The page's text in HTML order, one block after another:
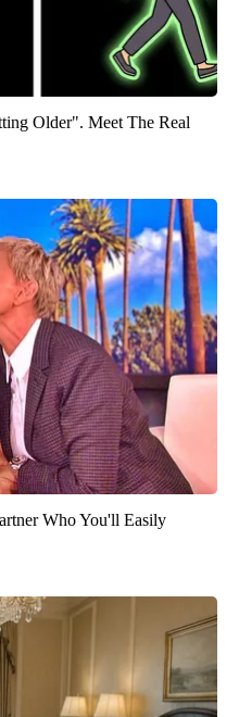
Older". Meet The Real
Who You'll Easily